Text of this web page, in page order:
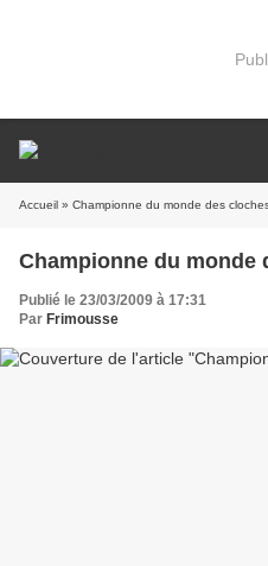
Accueil » Championne du monde des
Championne du monde
Publié le 23/03/2009 à 17:31
Par Frimousse